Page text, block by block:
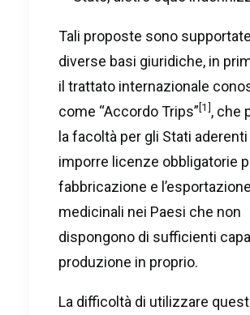
Tali proposte sono
diverse basi giuridiche, in
il trattato internazionale
come “Accordo Trips”[1], che
la facoltà per gli Stati aderenti
imporre licenze obbligatorie
fabbricazione e
medicinali nei Paesi che non
dispongono di sufficienti
produzione in proprio.
La difficoltà di utilizzare